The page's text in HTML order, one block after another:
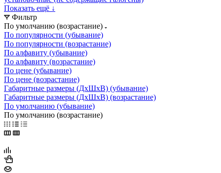
Показать ещё ↓
Фильтр
По умолчанию (возрастание)
По популярности (убывание)
По популярности (возрастание)
По алфавиту (убывание)
По алфавиту (возрастание)
По цене (убывание)
По цене (возрастание)
Габаритные размеры (ДхШхВ) (убывание)
Габаритные размеры (ДхШхВ) (возрастание)
По умолчанию (убывание)
По умолчанию (возрастание)